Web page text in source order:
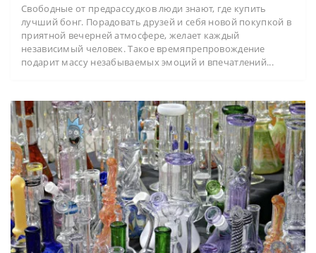
Свободные от предрассудков люди знают, где купить
лучший бонг. Порадовать друзей и себя новой покупкой в
приятной вечерней атмосфере, желает каждый
независимый человек. Такое времяпрепровождение
подарит массу незабываемых эмоций и впечатлений...